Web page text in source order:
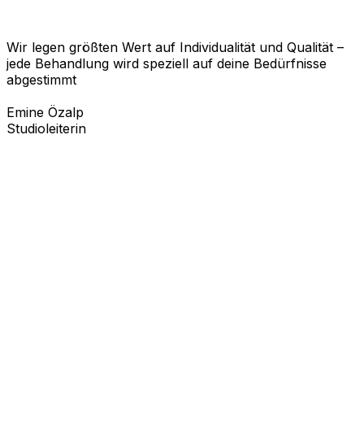
Wir legen größten Wert auf Individualität und Qualität –
jede Behandlung wird speziell auf deine Bedürfnisse
abgestimmt
Emine Özalp
Studioleiterin